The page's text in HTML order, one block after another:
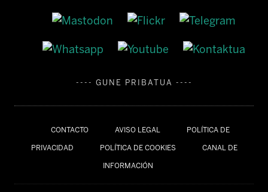
CONTACTO AVISO LEGAL POLÍTICA DE
PRIVACIDAD POLÍTICA DE COOKIES CANAL DE
INFORMACIÓN
---- GUNE PRIBATUA ----